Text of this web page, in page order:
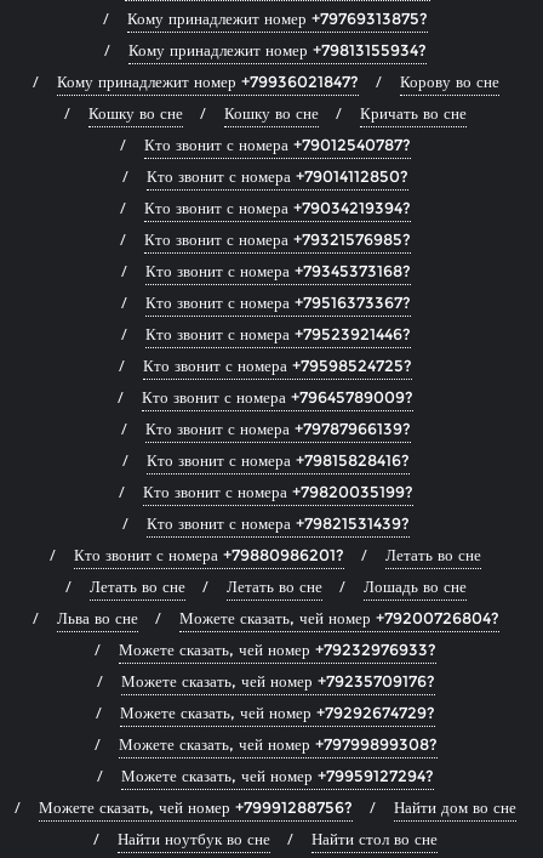
Кому принадлежит номер +79769313875?
Кому принадлежит номер +79813155934?
Кому принадлежит номер +79936021847?
Корову во сне
Кошку во сне
Кошку во сне
Кричать во сне
Кто звонит с номера +79012540787?
Кто звонит с номера +79014112850?
Кто звонит с номера +79034219394?
Кто звонит с номера +79321576985?
Кто звонит с номера +79345373168?
Кто звонит с номера +79516373367?
Кто звонит с номера +79523921446?
Кто звонит с номера +79598524725?
Кто звонит с номера +79645789009?
Кто звонит с номера +79787966139?
Кто звонит с номера +79815828416?
Кто звонит с номера +79820035199?
Кто звонит с номера +79821531439?
Кто звонит с номера +79880986201?
Летать во сне
Летать во сне
Летать во сне
Лошадь во сне
Льва во сне
Можете сказать, чей номер +79200726804?
Можете сказать, чей номер +79232976933?
Можете сказать, чей номер +79235709176?
Можете сказать, чей номер +79292674729?
Можете сказать, чей номер +79799899308?
Можете сказать, чей номер +79959127294?
Можете сказать, чей номер +79991288756?
Найти дом во сне
Найти ноутбук во сне
Найти стол во сне